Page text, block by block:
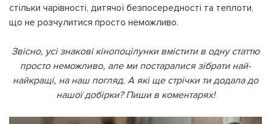
стільки чарівності, дитячої безпосередності та теплоти,
що не розчулитися просто неможливо.
Звісно, усі знакові кінопоцілунки вмістити в одну статтю
просто неможливо, але ми постаралися зібрати най-
найкращі, на наш погляд. А які ще стрічки ти додала до
нашої добірки? Пиши в коментарях!